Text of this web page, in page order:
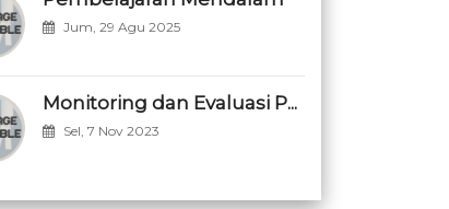
Jum, 29 Agu 2025
Monitoring dan Evaluasi P...
Sel, 7 Nov 2023